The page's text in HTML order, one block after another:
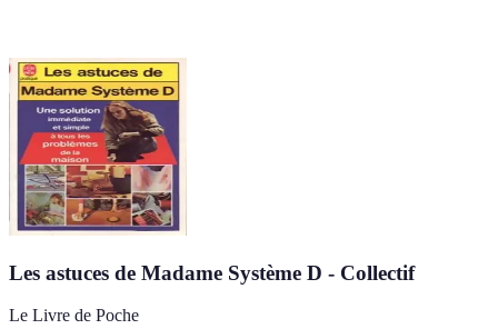
Les astuces de Madame Système D - Collectif
Le Livre de Poche